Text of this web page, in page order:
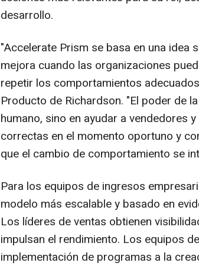
desarrollo.
"Accelerate Prism se basa en una idea
mejora cuando las organizaciones
repetir los comportamientos
Producto de Richardson. "El poder de
humano, sino en ayudar a vendedores
correctas en el momento oportuno y
que el cambio de comportamiento se
Para los equipos de ingresos
modelo más escalable y basado en
Los líderes de ventas obtienen
impulsan el rendimiento. Los equipos
implementación de programas a la